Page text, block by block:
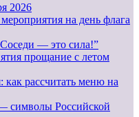
2026
на день флага
— это сила!”
прощание с летом
как рассчитать меню на
символы Российской